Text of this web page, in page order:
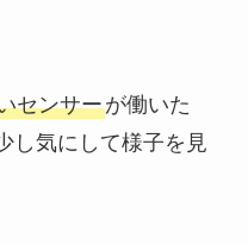
センサーが働いた
し気にして様子を見